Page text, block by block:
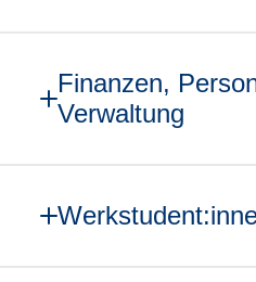
Finanzen,
Verwaltung